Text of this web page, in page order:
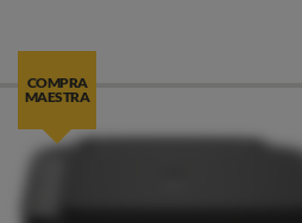
COMPRA
MAESTRA